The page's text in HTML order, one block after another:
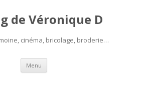
de Véronique D
cinéma, bricolage, broderie…
Menu Aller
contenu